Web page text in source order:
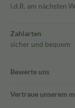
i.d.R. am nächsten
Zahlarten
sicher und bequem
Bewerte uns
Vertraue unserem